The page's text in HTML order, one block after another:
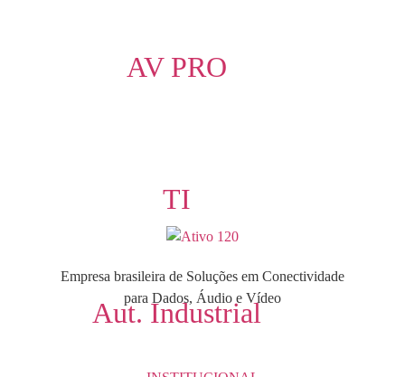
AV PRO
TI
Aut. Industrial
Empresa brasileira de Soluções em Conectividade
para Dados, Áudio e Vídeo